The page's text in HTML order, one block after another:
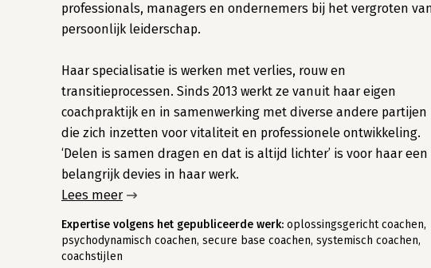
professionals, managers en ondernemers bij het vergroten
persoonlijk leiderschap.
Haar specialisatie is werken met verlies, rouw en
transitieprocessen. Sinds 2013 werkt ze vanuit haar eigen
coachpraktijk en in samenwerking met diverse andere partijen
die zich inzetten voor vitaliteit en professionele ontwikkeling.
‘Delen is samen dragen en dat is altijd lichter’ is voor haar een
belangrijk devies in haar werk.
Lees meer
Expertise volgens het gepubliceerde werk: oplossingsgericht coachen,
psychodynamisch coachen, secure base coachen, systemisch coachen,
coachstijlen